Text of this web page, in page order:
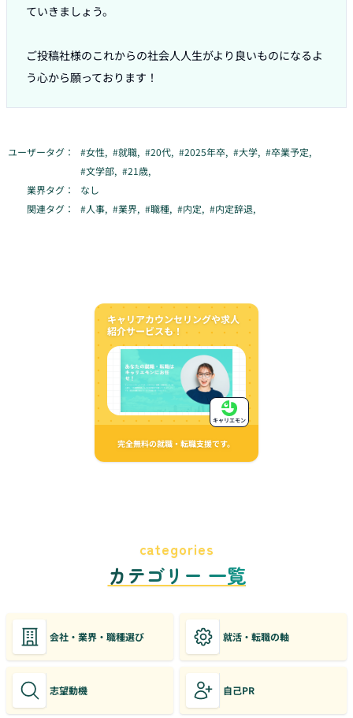
ていきましょう。
ご投稿社様のこれからの社会人人生がより良いものになるよ
う心から願っております！
ユーザータグ： #女性, #就職, #20代, #2025年卒, #大学, #卒業予定,
#文学部, #21歳,
業界タグ：
なし
関連タグ：
#人事, #業界, #職種, #内定, #内定辞退,
キャリアカウンセリングや求人
紹介サービスも！
完全無料の就職・転職支援です。
キャリエモン
categories
カテゴリー 一覧
会社・業界・職種選び 就活・転職の軸
志望動機 自己PR